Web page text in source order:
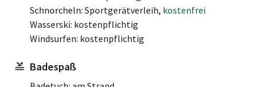
Schnorcheln: Sportgerätverleih, kostenfrei
Wasserski: kostenpflichtig
Windsurfen: kostenpflichtig
Badespaß